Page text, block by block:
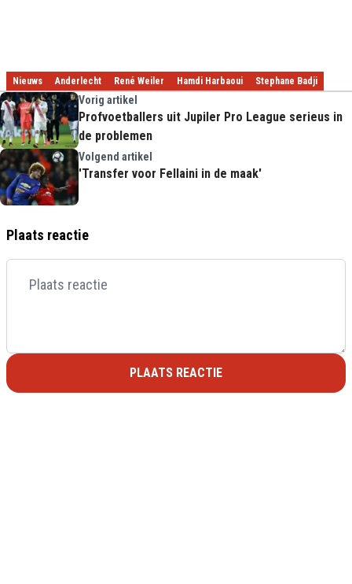
Nieuws Anderlecht René Weiler Hamdi Harbaoui Stephane Badji
Vorig artikel
Profvoetballers uit Jupiler Pro League serieus in
de problemen
Volgend artikel
'Transfer voor Fellaini in de maak'
Plaats reactie
PLAATS REACTIE